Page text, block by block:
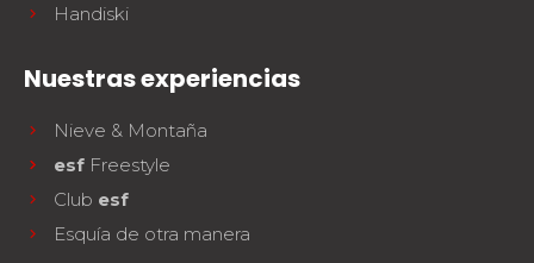
Handiski
Nuestras experiencias
Nieve & Montaña
esf Freestyle
Club esf
Esquía de otra manera